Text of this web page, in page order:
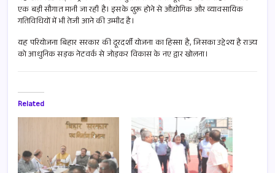
एक बड़ी सौगात मानी जा रही है। इसके शुरू होने से औद्योगिक और व्यावसायिक
गतिविधियों में भी तेजी आने की उम्मीद है।
यह परियोजना बिहार सरकार की दूरदर्शी योजना का हिस्सा है, जिसका उद्देश्य है राज्य
को आधुनिक सड़क नेटवर्क से जोड़कर विकास के नए द्वार खोलना।
Related